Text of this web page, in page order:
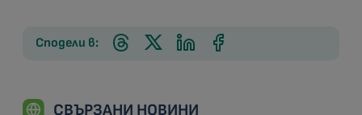
Сподели в:
СВЪРЗАНИ НОВИНИ